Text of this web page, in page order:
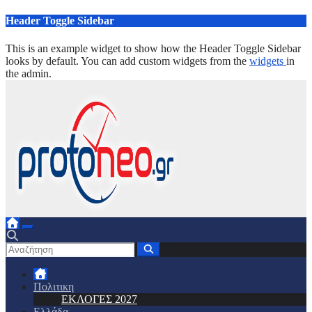
Μετάβαση
περιεχόμενο
Header Toggle Sidebar
This is an example widget to show how the Header Toggle Sidebar
looks by default. You can add custom widgets from the widgets in
the admin.
Πολιτικη
ΕΚΛΟΓΕΣ 2027